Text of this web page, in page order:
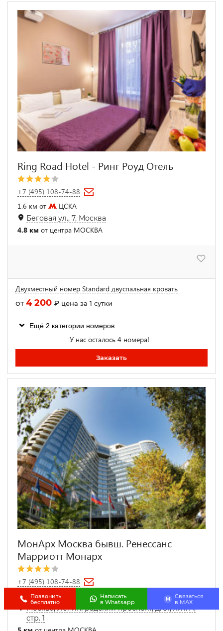
Ring Road Hotel - Ринг Роуд Отель
+7 (495) 108-74-88
1.6 км от
ЦСКА
Беговая ул., 7, Москва
4.8 км от центра МОСКВА
Двухместный номер Standard двуспальная кровать
от4 200 ₽ цена за 1 сутки
Ещё 2 категории номеров
У нас осталось 4 номера!
Заказать
МонАрх Москва бывш. Ренессанс
Марриотт Монарх
+7 (495) 108-74-88
1.6 км от
ЦСКА
Москва, Ленинградский проспект, д. 31, лит. А,
стр. 1
Позвонить
бесплатно
Написать
в Whatsapp
M
Связаться
в МАХ